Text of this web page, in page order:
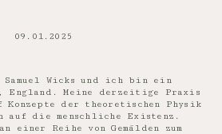
09.01.2025
Samuel Wicks und ich bin ein
England. Meine derzeitige Praxis
der theoretischen Physik
auf die menschliche Existenz.
Reihe von Gemälden zum